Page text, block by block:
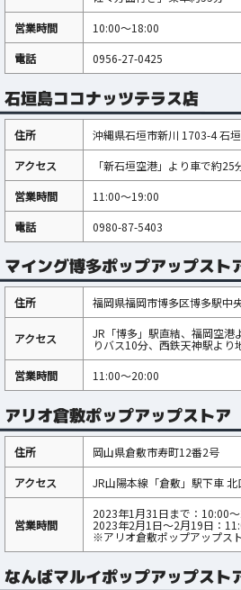
営業時間
10:00～18:00
電話
0956-27-0425
石垣島ココナッツテラス店
住所
沖縄県石垣市新川 1703-4 石
アクセス
「新石垣空港」より車で約25
営業時間
11:00～19:00
電話
0980-87-5403
マイング博多ポップアップスト
住所 福岡県福岡市博多区博多駅中
アクセス JR「博多」駅直結、福岡空港
りバス10分、西鉄天神駅より
営業時間
11:00～20:00
アリオ倉敷ポップアップストア
住所
岡山県倉敷市寿町12番2号
アクセス
JR山陽本線「倉敷」駅下車 北
営業時間
2023年1月31日まで：10:00
2023年2月1日～2月19日：
※アリオ倉敷ポップアップス
なんばマルイポップアップスト